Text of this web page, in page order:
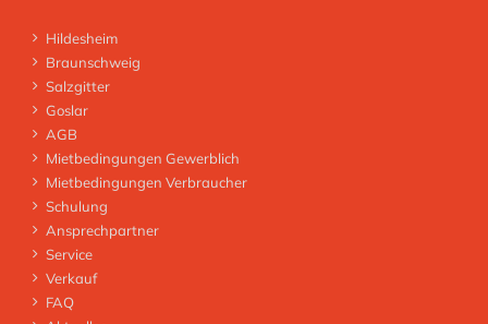
Hildesheim
Braunschweig
Salzgitter
Goslar
AGB
Mietbedingungen Gewerblich
Mietbedingungen Verbraucher
Schulung
Ansprechpartner
Service
Verkauf
FAQ